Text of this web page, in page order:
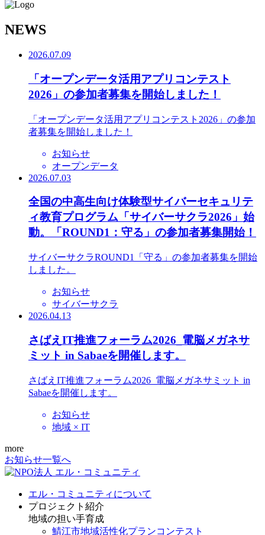
NEWS
2026.07.09
「オープンデータ活用アプリコンテスト
2026」の参加者募集を開始しました！
「オープンデータ活用アプリコンテスト2026」の参加
者募集を開始しました！
お知らせ
オープンデータ
2026.07.03
全国の中高生向け体験型サイバーセキュリテ
ィ教育プログラム「サイバーサクラ2026」始
動。「ROUND1：守る」の参加者募集開始！
サイバーサクラROUND1「守る」の参加者募集を開始
しました。
お知らせ
サイバーサクラ
2026.04.13
さばえIT推進フォーラム2026_電脳メガネサ
ミット in Sabaeを開催します。
さばえIT推進フォーラム2026_電脳メガネサミット in
Sabaeを開催します。
お知らせ
地域 × IT
more
お知らせ一覧へ
エル・コミュニティについて
プロジェクト紹介
地域の担い手育成
鯖江市地域活性化プランコンテスト